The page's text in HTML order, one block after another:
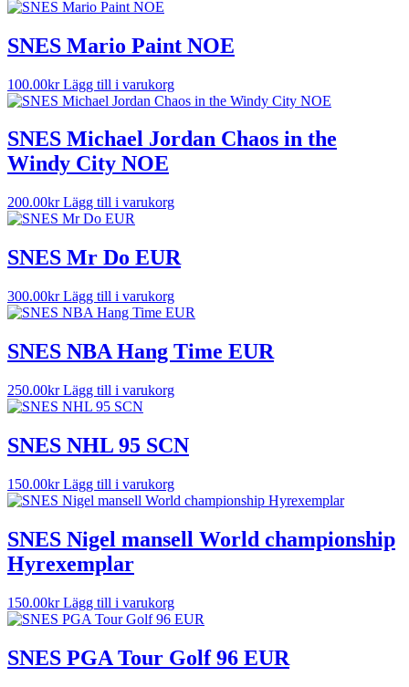
SNES Mario Paint NOE
100.00kr Lägg till i varukorg
SNES Michael Jordan Chaos in the
Windy City NOE
200.00kr Lägg till i varukorg
SNES Mr Do EUR
300.00kr Lägg till i varukorg
SNES NBA Hang Time EUR
250.00kr Lägg till i varukorg
SNES NHL 95 SCN
150.00kr Lägg till i varukorg
SNES Nigel mansell World championship
Hyrexemplar
150.00kr Lägg till i varukorg
SNES PGA Tour Golf 96 EUR